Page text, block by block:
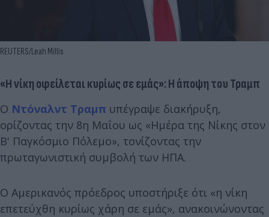
REUTERS/Leah Millis
«Η νίκη οφείλεται κυρίως σε εμάς»: Η άποψη του Τραμπ
Ο Ντόναλντ Τραμπ υπέγραψε διακήρυξη,
ορίζοντας την 8η Μαΐου ως «Ημέρα της Νίκης στον
Β' Παγκόσμιο Πόλεμο», τονίζοντας την
πρωταγωνιστική συμβολή των ΗΠΑ.
Ο Αμερικανός πρόεδρος υποστήριξε ότι «η νίκη
επετεύχθη κυρίως χάρη σε εμάς», ανακοινώνοντας